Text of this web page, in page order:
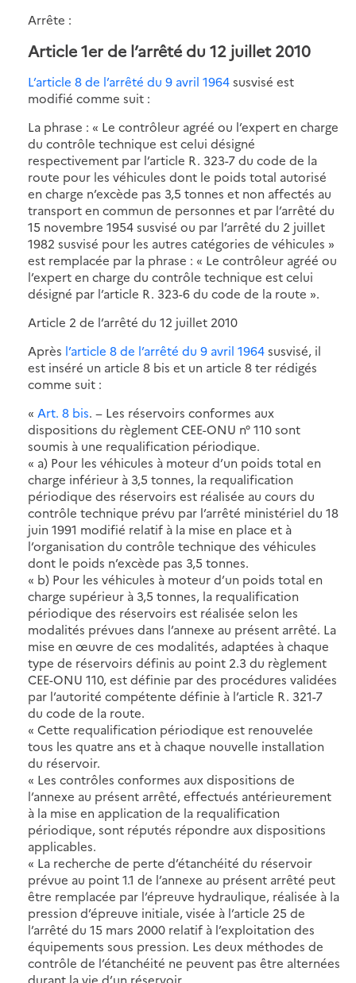
Arrête :
Article 1er de l’arrêté du 12 juillet 2010
L’article 8 de l’arrêté du 9 avril 1964susvisé est
modifié comme suit :
La phrase : « Le contrôleur agréé ou l’expert en charge
du contrôle technique est celui désigné
respectivement par l’article R. 323-7 du code de la
route pour les véhicules dont le poids total autorisé
en charge n’excède pas 3,5 tonnes et non affectés au
transport en commun de personnes et par l’arrêté du
15 novembre 1954 susvisé ou par l’arrêté du 2 juillet
1982 susvisé pour les autres catégories de véhicules »
est remplacée par la phrase : « Le contrôleur agréé ou
l’expert en charge du contrôle technique est celui
désigné par l’article R. 323-6 du code de la route ».
Article 2 de l’arrêté du 12 juillet 2010
Après l’article 8 de l’arrêté du 9 avril 1964susvisé, il
est inséré un article 8 bis et un article 8 ter rédigés
comme suit :
« Art. 8 bis. − Les réservoirs conformes aux
dispositions du règlement CEE-ONU n° 110 sont
soumis à une requalification périodique.
« a) Pour les véhicules à moteur d’un poids total en
charge inférieur à 3,5 tonnes, la requalification
périodique des réservoirs est réalisée au cours du
contrôle technique prévu par l’arrêté ministériel du 18
juin 1991 modifié relatif à la mise en place et à
l’organisation du contrôle technique des véhicules
dont le poids n’excède pas 3,5 tonnes.
« b) Pour les véhicules à moteur d’un poids total en
charge supérieur à 3,5 tonnes, la requalification
périodique des réservoirs est réalisée selon les
modalités prévues dans l’annexe au présent arrêté. La
mise en œuvre de ces modalités, adaptées à chaque
type de réservoirs définis au point 2.3 du règlement
CEE-ONU 110, est définie par des procédures validées
par l’autorité compétente définie à l’article R. 321-7
du code de la route.
« Cette requalification périodique est renouvelée
tous les quatre ans et à chaque nouvelle installation
du réservoir.
« Les contrôles conformes aux dispositions de
l’annexe au présent arrêté, effectués antérieurement
à la mise en application de la requalification
périodique, sont réputés répondre aux dispositions
applicables.
« La recherche de perte d’étanchéité du réservoir
prévue au point 1.1 de l’annexe au présent arrêté peut
être remplacée par l’épreuve hydraulique, réalisée à la
pression d’épreuve initiale, visée à l’article 25 de
l’arrêté du 15 mars 2000 relatif à l’exploitation des
équipements sous pression. Les deux méthodes de
contrôle de l’étanchéité ne peuvent pas être alternées
durant la vie d’un réservoir.